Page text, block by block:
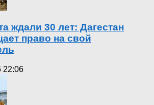
ждали 30 лет: Дагестан
право на свой
22:06